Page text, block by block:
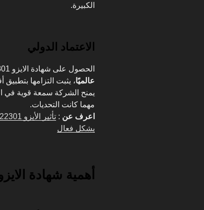
الكبيرة.
الاعتماد الدولي
الحصول على شهادة الايزو 22301 يعني أن المؤسسة تمتلك
عالميًا، يثبت التزامها
يمنح الشركة سمعة قوية في
مهما كانت التحديات.
اعرف عن :
بشكل فعال
أهمية شهادة الايزو 22301